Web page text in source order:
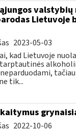
valstybių
Lietuvoje
2023-05-03
kad Lietuvoje
tik...
2022-10-06